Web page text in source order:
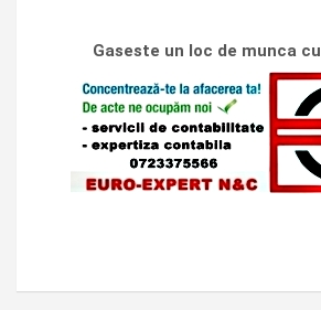
Gaseste un loc de munca cu